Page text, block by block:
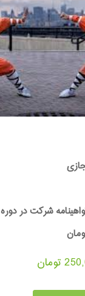
شرکت در دوره
تومان